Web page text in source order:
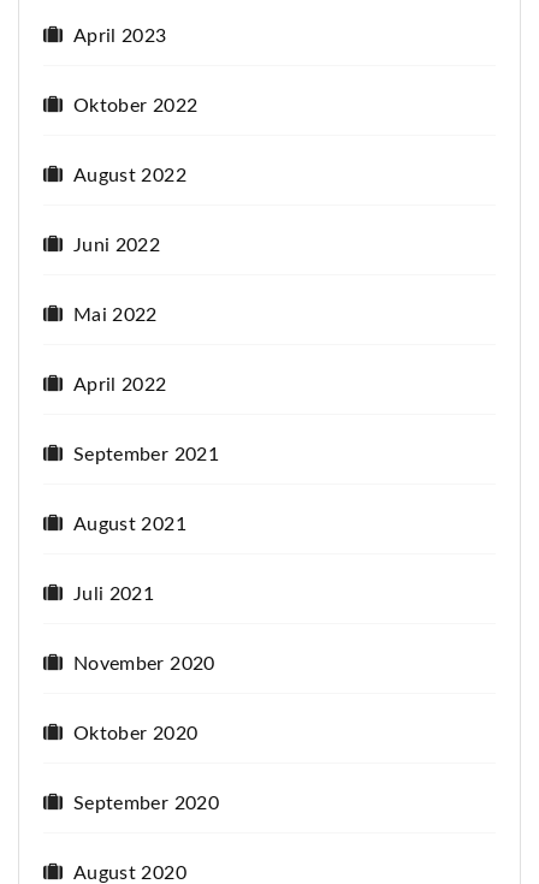
April 2023
Oktober 2022
August 2022
Juni 2022
Mai 2022
April 2022
September 2021
August 2021
Juli 2021
November 2020
Oktober 2020
September 2020
August 2020